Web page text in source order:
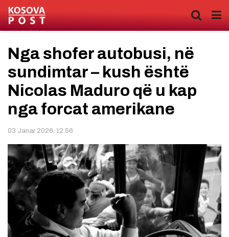
Nga shofer autobusi, në
sundimtar – kush është
Nicolas Maduro që u kap
nga forcat amerikane
03 Janar 2026, 12:56